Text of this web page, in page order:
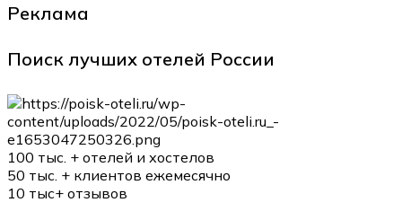
Реклама
Поиск лучших отелей России
100 тыс. + отелей и хостелов
50 тыс. + клиентов ежемесячно
10 тыс+ отзывов